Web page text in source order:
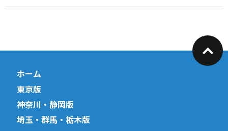
ホーム
東京版
神奈川・静岡版
埼玉・群馬・栃木版